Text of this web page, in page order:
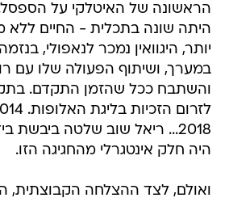
הראשונה של האיטלקי על
היתה שונה בתכלית - החיים ללא
יותר, היגוואין נמכר לנאפולי,
במערך, ושיתוף הפעולה שלו עם
והשתבח ככל שהזמן התקדם.
2018... ריאל שוב שלטה ביבשת
היה חלק אינטגרלי מהחגיגה הזו.
ואולם, לצד ההצלחה הקבוצתית,